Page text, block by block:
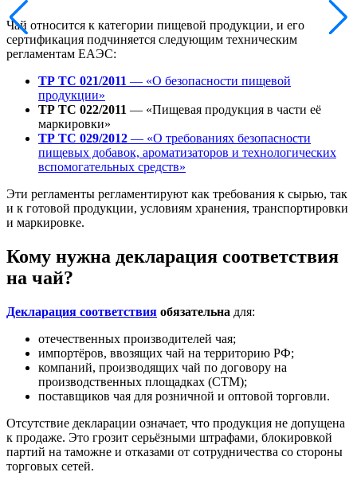
Чай относится к категории пищевой продукции, и его
сертификация подчиняется следующим техническим
регламентам ЕАЭС:
ТР ТС 021/2011 — «О безопасности пищевой
продукции»
ТР ТС 022/2011 — «Пищевая продукция в части её
маркировки»
ТР ТС 029/2012 — «О требованиях безопасности
пищевых добавок, ароматизаторов и технологических
вспомогательных средств»
Эти регламенты регламентируют как требования к сырью, так
и к готовой продукции, условиям хранения, транспортировки
и маркировке.
Кому нужна декларация соответствия
на чай?
Декларация соответствия обязательна для:
отечественных производителей чая;
импортёров, ввозящих чай на территорию РФ;
компаний, производящих чай по договору на
производственных площадках (СТМ);
поставщиков чая для розничной и оптовой торговли.
Отсутствие декларации означает, что продукция не допущена
к продаже. Это грозит серьёзными штрафами, блокировкой
партий на таможне и отказами от сотрудничества со стороны
торговых сетей.